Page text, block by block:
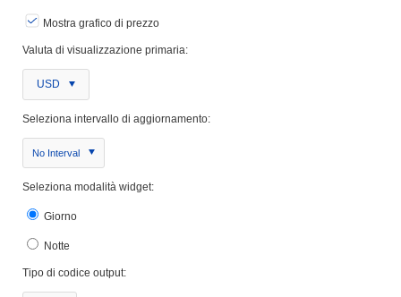
Mostra grafico di prezzo
Valuta di visualizzazione primaria:
USD
Seleziona intervallo di aggiornamento:
No Interval
Seleziona modalità widget:
Giorno
Notte
Tipo di codice output: